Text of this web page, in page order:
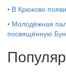
• В Крюково
• Молодёжная
посвящённую